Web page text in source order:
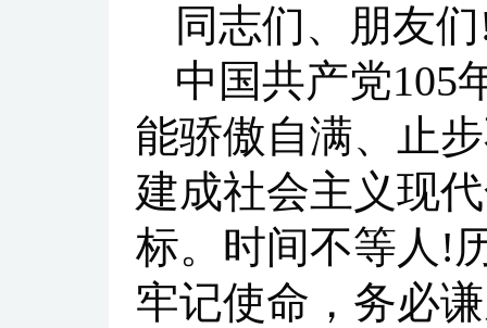
同志们、朋友
中国共产党105
能骄傲自满、止
建成社会主义现
标。时间不等人!
牢记使命，务必